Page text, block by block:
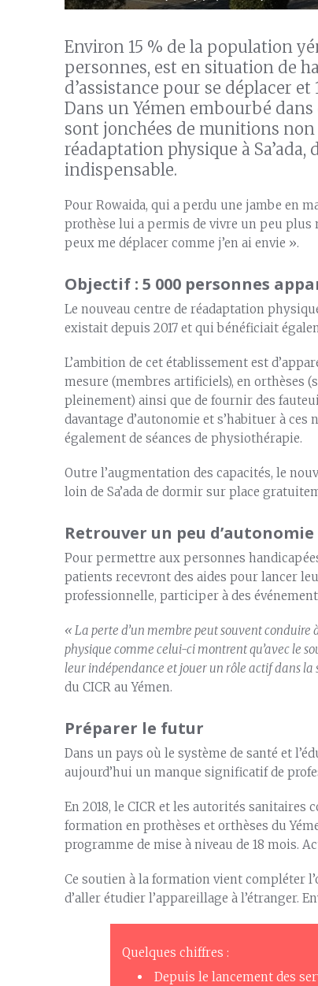
Environ 15 % de la population
personnes, est en situation de
d’assistance pour se déplacer et
Dans un Yémen embourbé
sont jonchées de munitions non
réadaptation physique à
indispensable.
Pour Rowaida, qui a perdu une jambe en
prothèse lui a permis de vivre un peu plus
peux me déplacer comme j’en ai envie ».
Objectif : 5 000 personnes
Le nouveau centre de réadaptation
existait depuis 2017 et qui bénéficiait
L’ambition de cet établissement est
mesure (membres artificiels), en orthèses
pleinement) ainsi que de fournir des
davantage d’autonomie et s’habituer à
également de séances de physiothérapie.
Outre l’augmentation des capacités, le
loin de Sa’ada de dormir sur place
Retrouver un peu d’autonomie
Pour permettre aux personnes
patients recevront des aides pour lancer
professionnelle, participer à des
« La perte d’un membre peut souvent conduire
physique comme celui-ci montrent qu’avec le
leur indépendance et jouer un rôle actif dans la
du CICR au Yémen.
Préparer le futur
Dans un pays où le système de santé et
aujourd’hui un manque significatif de
En 2018, le CICR et les autorités
formation en prothèses et orthèses du
programme de mise à niveau de 18 mois.
Ce soutien à la formation vient compléter
d’aller étudier l’appareillage à l’étranger.
Quelques chiffres :
Depuis le lancement des